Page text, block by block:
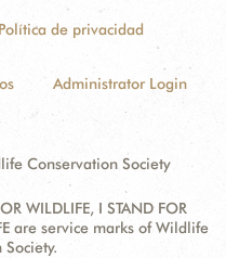
Política de privacidad
Administrator Login
Conservation Society
WILDLIFE, I STAND FOR
are service marks of Wildlife